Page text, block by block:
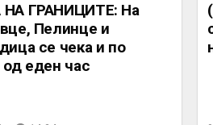
ГРАНИЦИТЕ: На
Пелинце и
се чека и по
од еден час